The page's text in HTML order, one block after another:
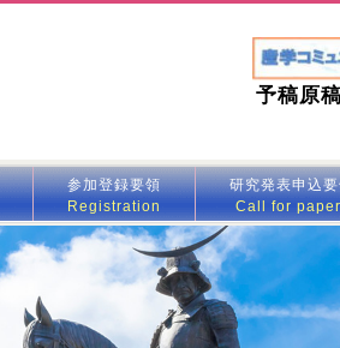
予稿原
参加登録要領
Registration
研究発表申込
Call for